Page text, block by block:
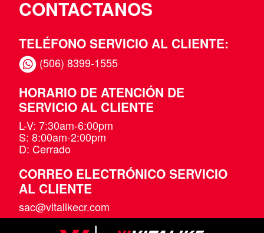
CONTACTANOS
TELÉFONO SERVICIO AL CLIENTE:
(506) 8399-1555
HORARIO DE ATENCIÓN DE
SERVICIO AL CLIENTE
L-V: 7:30am-6:00pm
S: 8:00am-2:00pm
D: Cerrado
CORREO ELECTRÓNICO SERVICIO
AL CLIENTE
sac@vitalikecr.com